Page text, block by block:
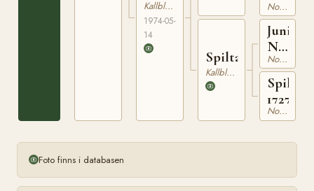
Kallblodig Travare
1974-05-
14
Spiltatösen
Kallblodig Travare
Nordsvensk Brukshäst
Junius
NT
24Nordsvensk Brukshäst
Spilta
17272
Nordsvensk Brukshäst
Foto finns i databasen